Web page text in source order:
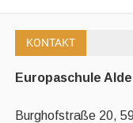
KONTAKT
Europaschule
Burghofstraße 20,